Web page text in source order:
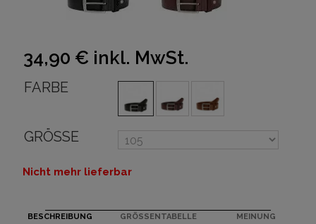
34,90 € inkl. MwSt.
FARBE
GRÖSSE
Nicht mehr lieferbar
BESCHREIBUNG GRÖSSENTABELLE MEINUNG